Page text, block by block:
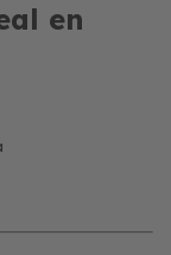
en